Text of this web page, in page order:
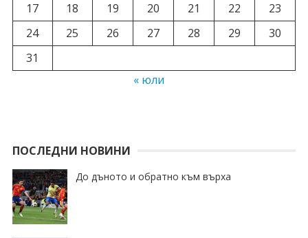
17
18 19 20 21 22
23
24
25 26 27 28 29
30
31
« юли
ПОСЛЕДНИ НОВИНИ
До дъното и обратно към върха